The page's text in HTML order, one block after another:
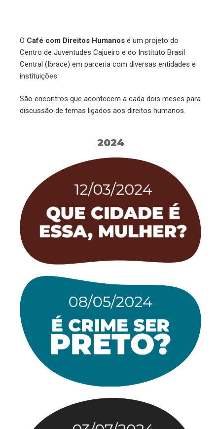
O Café com Direitos Humanos é um projeto do
Centro de Juventudes Cajueiro e do Instituto Brasil
Central (Ibrace) em parceria com diversas entidades e
instituições.
São encontros que acontecem a cada dois meses para
discussão de temas ligados aos direitos humanos.
2024